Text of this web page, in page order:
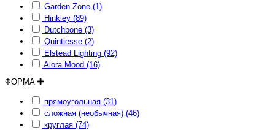
Garden Zone (1)
Hinkley (89)
Dutchbone (3)
Quintiesse (2)
Elstead Lighting (92)
Alora Mood (16)
ФОРМА
прямоугольная (31)
сложная (необычная) (46)
круглая (74)